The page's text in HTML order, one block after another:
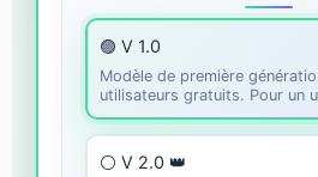
🟣 V 1.0
Modèle de première
utilisateurs gratuits. Pour un
⚪ V 2.0 👑